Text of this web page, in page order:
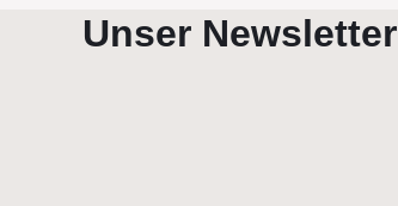
Unser Newsletter